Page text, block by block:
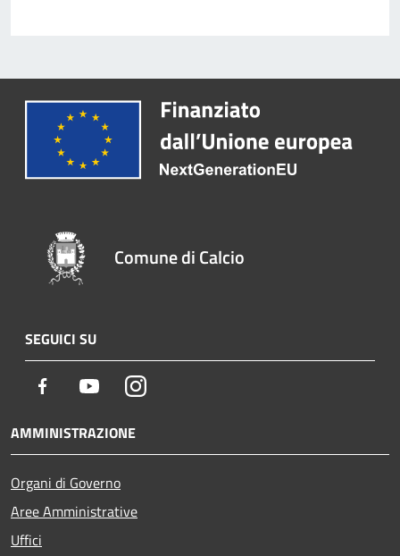
Comune di Calcio
SEGUICI SU
Facebook YoutubeInstagram
AMMINISTRAZIONE
Organi di Governo
Aree Amministrative
Uffici